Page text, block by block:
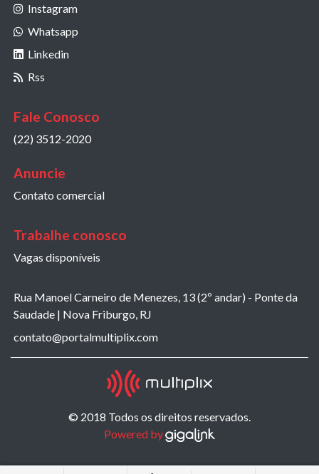
Instagram
Whatsapp
Linkedin
Rss
Fale Conosco
(22) 3512-2020
Anuncie
Contato comercial
Trabalhe conosco
Vagas disponíveis
Rua Manoel Carneiro de Menezes, 13 (2º andar) - Ponte da
Saudade | Nova Friburgo, RJ
contato@portalmultiplix.com
© 2018 Todos os direitos reservados.
Powered by